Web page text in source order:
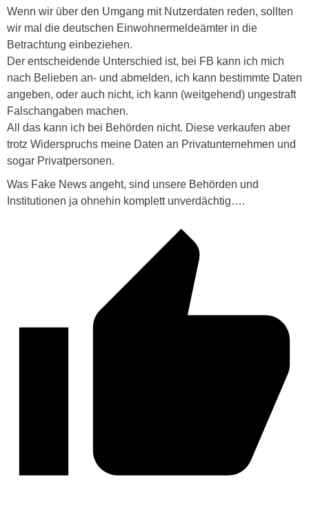
Wenn wir über den Umgang mit Nutzerdaten reden, sollten
wir mal die deutschen Einwohnermeldeämter in die
Betrachtung einbeziehen.
Der entscheidende Unterschied ist, bei FB kann ich mich
nach Belieben an- und abmelden, ich kann bestimmte Daten
angeben, oder auch nicht, ich kann (weitgehend) ungestraft
Falschangaben machen.
All das kann ich bei Behörden nicht. Diese verkaufen aber
trotz Widerspruchs meine Daten an Privatunternehmen und
sogar Privatpersonen.
Was Fake News angeht, sind unsere Behörden und
Institutionen ja ohnehin komplett unverdächtig….